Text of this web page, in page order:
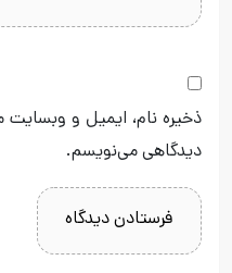
ذخیره نام، ایمیل و وبسایت
دیدگاهی می‌نویسم.